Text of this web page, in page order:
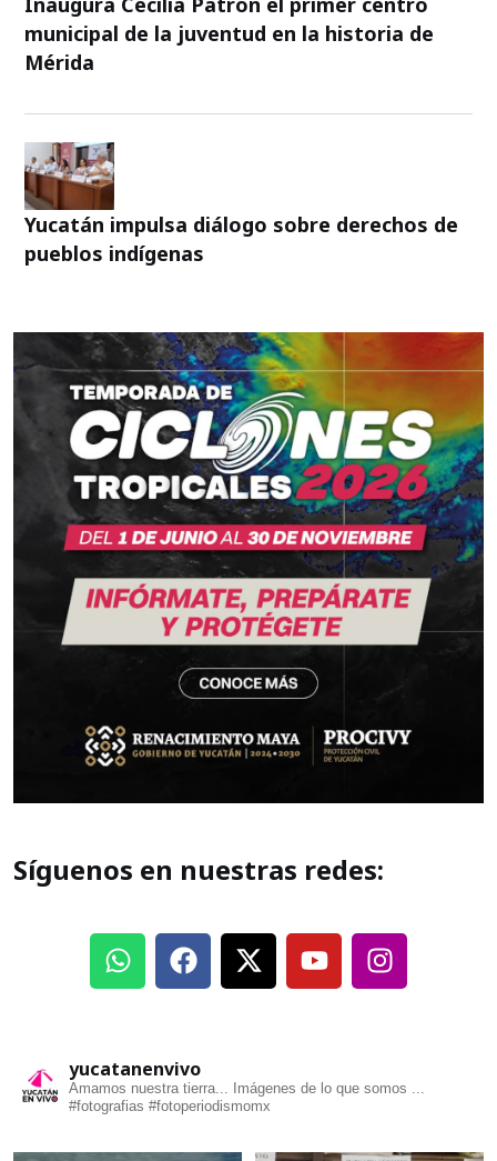
municipal de la juventud en la historia de
Mérida
Yucatán impulsa diálogo sobre derechos de
pueblos indígenas
Síguenos en nuestras redes:
yucatanenvivo
Amamos nuestra tierra... Imágenes de lo que somos ...
#fotografias #fotoperiodismomx